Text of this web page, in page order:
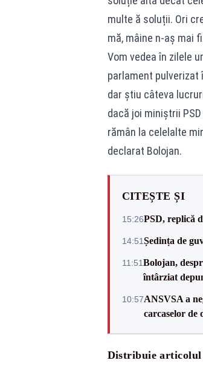
multe ă soluții. Ori
mă, mâine n-aș mai
Vom vedea în zilele
parlament pulverizat
dar știu câteva
dacă joi miniștrii
rămân la celelalte
declarat Bolojan.
CITEȘTE ȘI
15:26PSD, replică
14:51Ședința de
11:51Bolojan,
întârziat
10:57ANSVSA a
carcaselor de
Distribuie articolul